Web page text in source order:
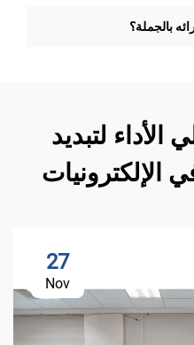
بالجملة؟
لتبديد
الإلكترونيات
27
Nov